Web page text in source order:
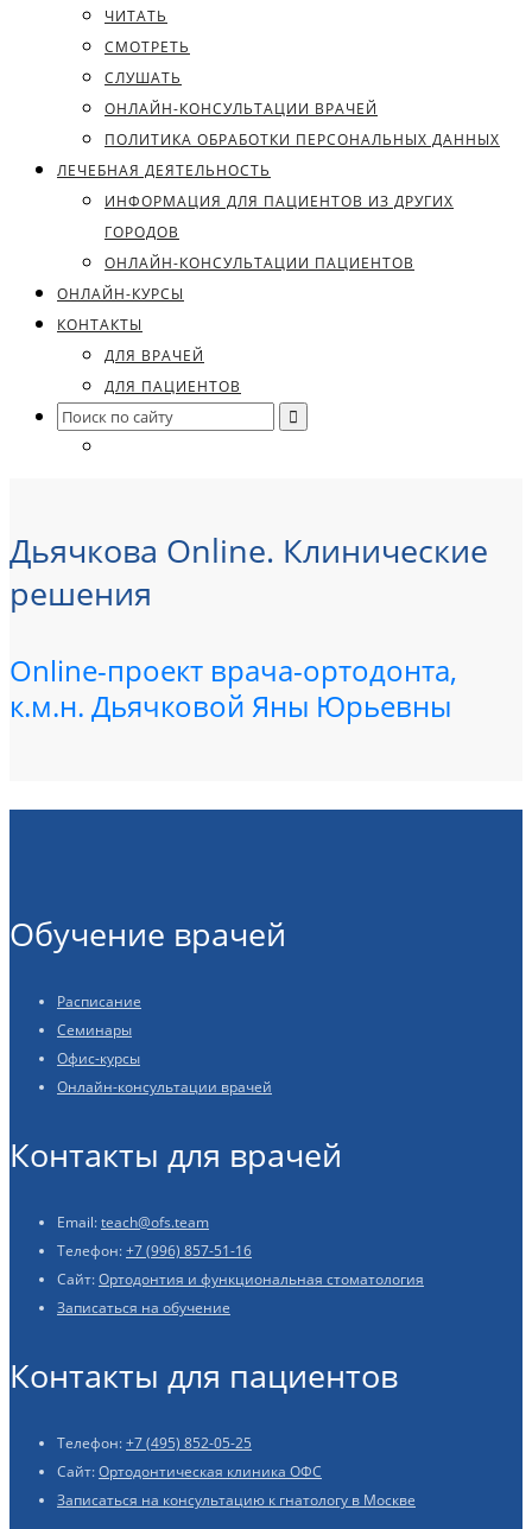
ЧИТАТЬ
СМОТРЕТЬ
СЛУШАТЬ
ОНЛАЙН-КОНСУЛЬТАЦИИ ВРАЧЕЙ
ПОЛИТИКА ОБРАБОТКИ ПЕРСОНАЛЬНЫХ ДАННЫХ
ЛЕЧЕБНАЯ ДЕЯТЕЛЬНОСТЬ
ИНФОРМАЦИЯ ДЛЯ ПАЦИЕНТОВ ИЗ ДРУГИХ
ГОРОДОВ
ОНЛАЙН-КОНСУЛЬТАЦИИ ПАЦИЕНТОВ
ОНЛАЙН-КУРСЫ
КОНТАКТЫ
ДЛЯ ВРАЧЕЙ
ДЛЯ ПАЦИЕНТОВ
Search
for:
Дьячкова Online. Клинические
решения
Online-проект врача-ортодонта,
к.м.н. Дьячковой Яны Юрьевны
Обучение врачей
Расписание
Семинары
Офис-курсы
Онлайн-консультации врачей
Контакты для врачей
Email:teach@ofs.team
Телефон:+7 (996) 857-51-16
Сайт:Ортодонтия и функциональная стоматология
Записаться на обучение
Контакты для пациентов
Телефон:+7 (495) 852-05-25
Сайт:Ортодонтическая клиника ОФС
Записаться на консультацию к гнатологу в Москве